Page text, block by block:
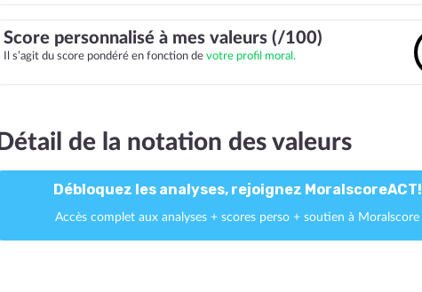
Score personnalisé à mes valeurs (/100)
Il s’agit du score pondéré en fonction de votre profil moral.
Détail de la notation des valeurs
Débloquez les analyses, rejoignez MoralscoreACT!
Accès complet aux analyses + scores perso + soutien à Moralscore